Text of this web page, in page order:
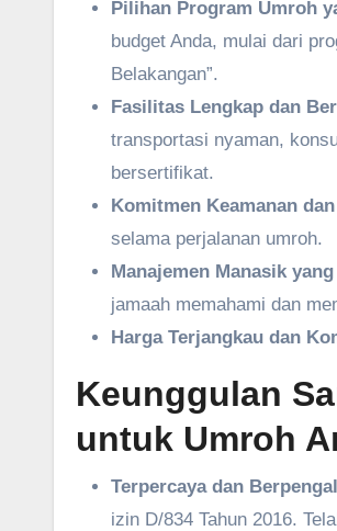
Pilihan Program Umroh
budget Anda, mulai dari
Belakangan”.
Fasilitas Lengkap dan
transportasi nyaman,
bersertifikat.
Komitmen Keamanan
selama perjalanan umroh.
Manajemen Manasik
jamaah memahami dan
Harga Terjangkau dan
Keunggulan
untuk Umroh
Terpercaya dan
izin D/834 Tahun 2016.